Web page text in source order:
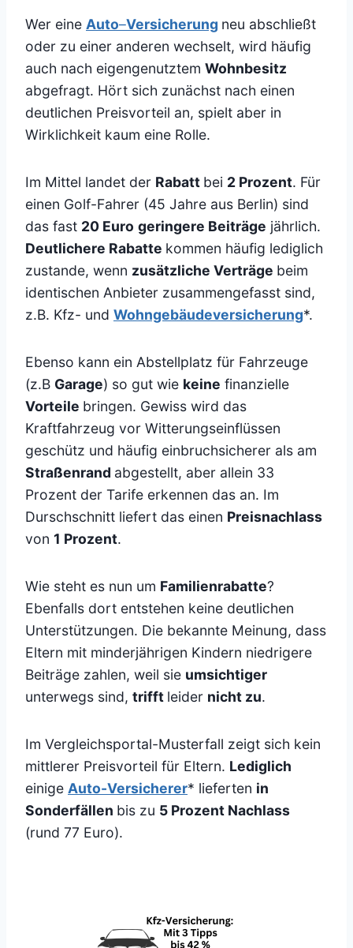
Wer eine Auto–Versicherung neu abschließt
oder zu einer anderen wechselt, wird häufig
auch nach eigengenutztem Wohnbesitz
abgefragt. Hört sich zunächst nach einen
deutlichen Preisvorteil an, spielt aber in
Wirklichkeit kaum eine Rolle.
Im Mittel landet der Rabatt bei 2 Prozent. Für
einen Golf-Fahrer (45 Jahre aus Berlin) sind
das fast 20 Euro geringere Beiträge jährlich.
Deutlichere Rabatte kommen häufig lediglich
zustande, wenn zusätzliche Verträge beim
identischen Anbieter zusammengefasst sind,
z.B. Kfz- und Wohngebäudeversicherung*.
Ebenso kann ein Abstellplatz für Fahrzeuge
(z.B Garage) so gut wie keine finanzielle
Vorteile bringen. Gewiss wird das
Kraftfahrzeug vor Witterungseinflüssen
geschütz und häufig einbruchsicherer als am
Straßenrand abgestellt, aber allein 33
Prozent der Tarife erkennen das an. Im
Durschschnitt liefert das einen Preisnachlass
von 1 Prozent.
Wie steht es nun um Familienrabatte?
Ebenfalls dort entstehen keine deutlichen
Unterstützungen. Die bekannte Meinung, dass
Eltern mit minderjährigen Kindern niedrigere
Beiträge zahlen, weil sie umsichtiger
unterwegs sind, trifft leider nicht zu.
Im Vergleichsportal-Musterfall zeigt sich kein
mittlerer Preisvorteil für Eltern. Lediglich
einige Auto-Versicherer* lieferten in
Sonderfällen bis zu 5 Prozent Nachlass
(rund 77 Euro).